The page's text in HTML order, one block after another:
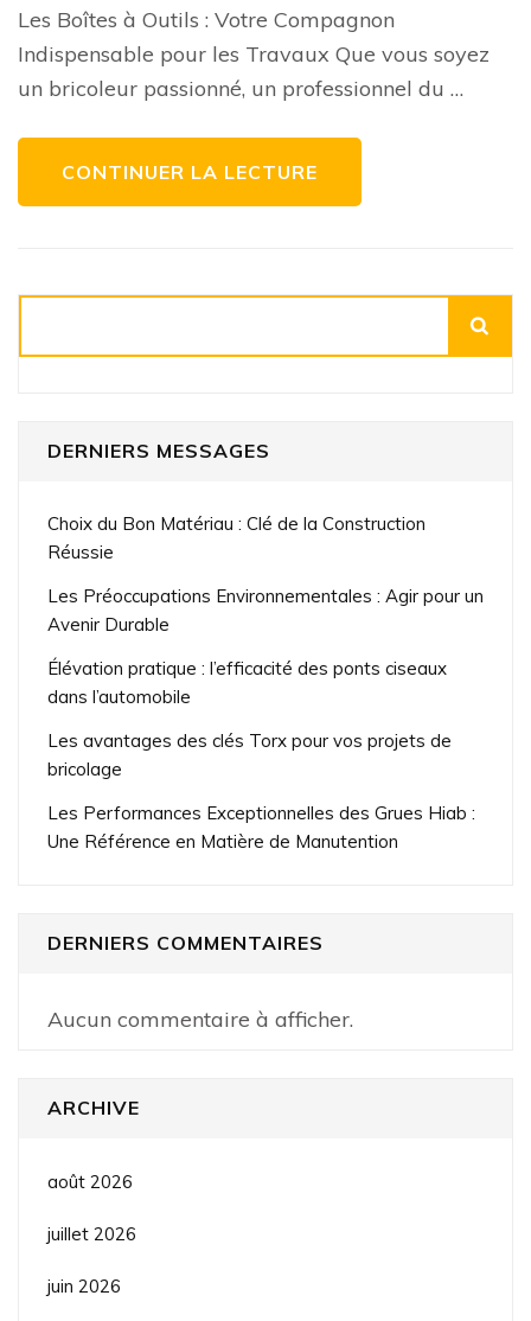
boîtes
outils
Trouvez
Les Boîtes à Outils : Votre Compagnon
Indispensable pour les Travaux Que vous soyez
un bricoleur passionné, un professionnel du …
CONTINUER LA LECTURE
DERNIERS MESSAGES
Choix du Bon Matériau : Clé de la Construction
Réussie
Les Préoccupations Environnementales : Agir pour un
Avenir Durable
Élévation pratique : l’efficacité des ponts ciseaux
dans l’automobile
Les avantages des clés Torx pour vos projets de
bricolage
Les Performances Exceptionnelles des Grues Hiab :
Une Référence en Matière de Manutention
DERNIERS COMMENTAIRES
Aucun commentaire à afficher.
ARCHIVE
août 2026
juillet 2026
juin 2026